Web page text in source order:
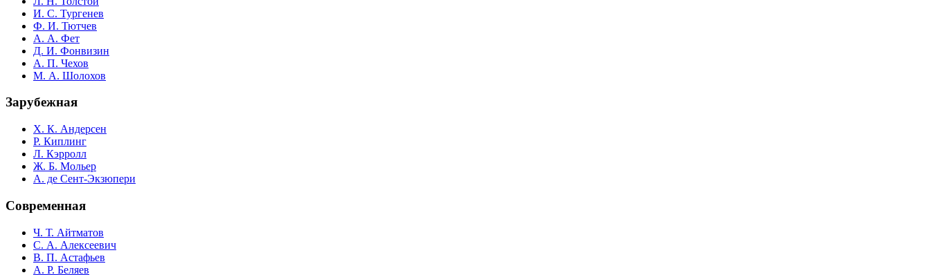
И. С. Тургенев
Ф. И. Тютчев
А. А. Фет
Д. И. Фонвизин
А. П. Чехов
М. А. Шолохов
Зарубежная
Х. К. Андерсен
Р. Киплинг
Л. Кэрролл
Ж. Б. Мольер
А. де Сент-Экзюпери
Современная
Ч. Т. Айтматов
С. А. Алексеевич
В. П. Астафьев
А. Р. Беляев